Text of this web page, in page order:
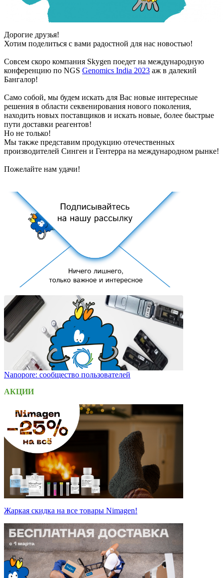
Дорогие друзья!
Хотим поделиться с вами радостной для нас новостью!
Совсем скоро компания Skygen поедет на международную
конференцию по NGS Genomics India 2023 аж в далекий
Бангалор!
Само собой, мы будем искать для Вас новые интересные
решения в области секвенирования нового поколения,
находить новых поставщиков и искать новые, более быстрые
пути доставки реагентов!
Но не только!
Мы также представим продукцию отечественных
производителей Синген и Гентерра на международном рынке!
Пожелайте нам удачи!
Nanopore: сообщество пользователей
АКЦИИ
Жаркая скидка на все товары Nimagen!